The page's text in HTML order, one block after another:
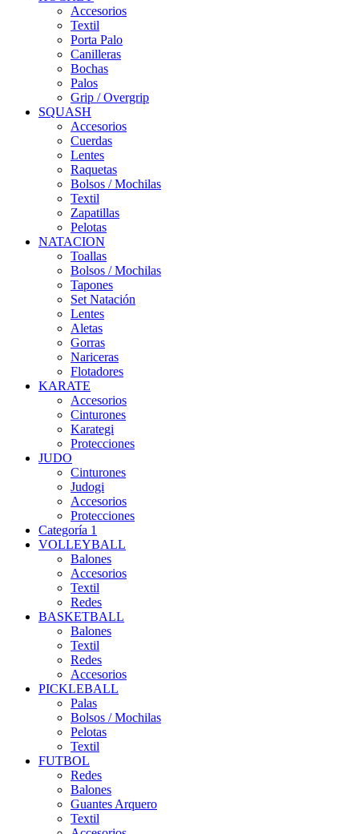
Accesorios
Textil
Porta Palo
Canilleras
Bochas
Palos
Grip / Overgrip
SQUASH
Accesorios
Cuerdas
Lentes
Raquetas
Bolsos / Mochilas
Textil
Zapatillas
Pelotas
NATACION
Toallas
Bolsos / Mochilas
Tapones
Set Natación
Lentes
Aletas
Gorras
Nariceras
Flotadores
KARATE
Accesorios
Cinturones
Karategi
Protecciones
JUDO
Cinturones
Judogi
Accesorios
Protecciones
Categoría 1
VOLLEYBALL
Balones
Accesorios
Textil
Redes
BASKETBALL
Balones
Textil
Redes
Accesorios
PICKLEBALL
Palas
Bolsos / Mochilas
Pelotas
Textil
FUTBOL
Redes
Balones
Guantes Arquero
Textil